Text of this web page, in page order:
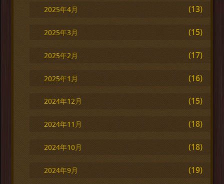
2025年4月 (13)
2025年3月 (15)
2025年2月 (17)
2025年1月 (16)
2024年12月 (15)
2024年11月 (18)
2024年10月 (18)
2024年9月 (19)